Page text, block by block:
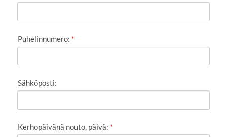
Puhelinnumero: *
Sähköposti:
Kerhopäivänä nouto, päivä: *